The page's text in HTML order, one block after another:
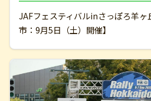
JAFフェスティバルinさっぽろ羊
市：9月5日（土）開催】